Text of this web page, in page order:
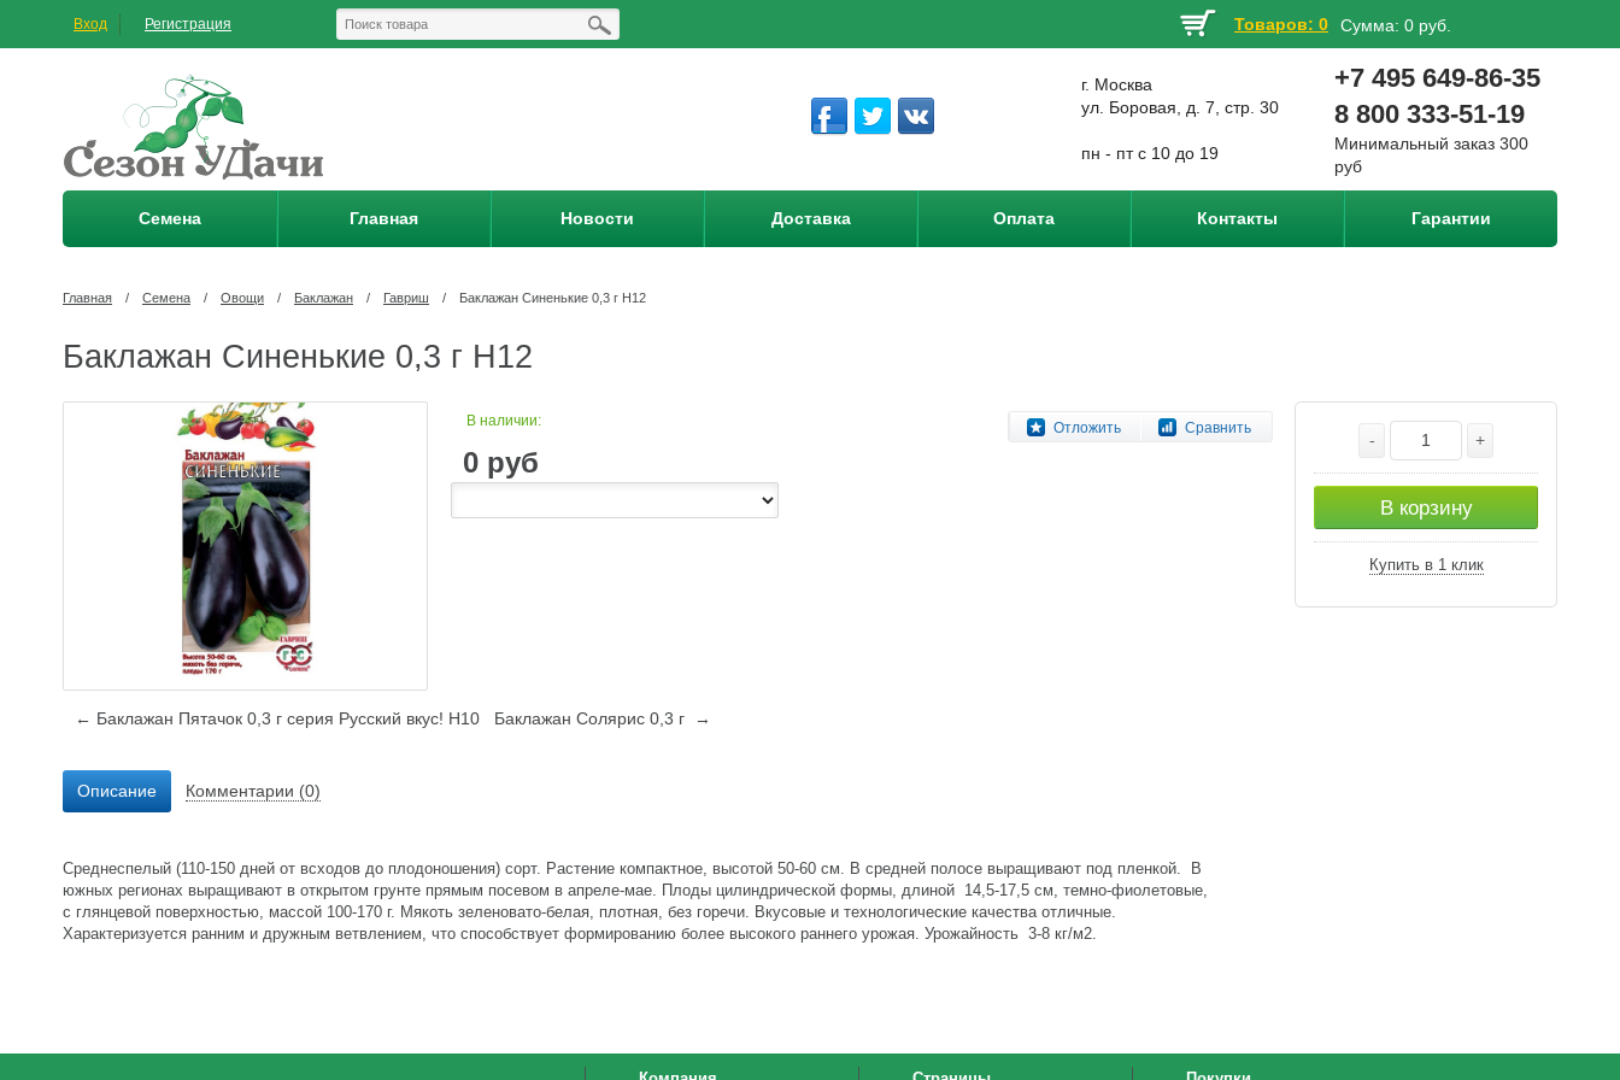
Вход Регистрация Товаров: 0 Сумма: 0 руб.
г. Москва
ул. Боровая, д. 7, стр. 30
пн - пт с 10 до 19
+7 495 649-86-35
8 800 333-51-19
Минимальный заказ 300
руб
Семена Главная Новости Доставка Оплата Контакты Гарантии
Главная / Семена / Овощи / Баклажан / Гавриш / Баклажан Синенькие 0,3 г Н12
Баклажан Синенькие 0,3 г Н12
Отложить Сравнить
В наличии:
0 руб
- +
В корзину
Купить в 1 клик
← Баклажан Пятачок 0,3 г серия Русский вкус! Н10 Баклажан Солярис 0,3 г →
Описание Комментарии (0)
Среднеспелый (110-150 дней от всходов до плодоношения) сорт. Растение компактное, высотой 50-60 см. В средней полосе выращивают под пленкой. В
южных регионах выращивают в открытом грунте прямым посевом в апреле-мае. Плоды цилиндрической формы, длиной 14,5-17,5 см, темно-фиолетовые,
с глянцевой поверхностью, массой 100-170 г. Мякоть зеленовато-белая, плотная, без горечи. Вкусовые и технологические качества отличные.
Характеризуется ранним и дружным ветвлением, что способствует формированию более высокого раннего урожая. Урожайность 3-8 кг/м2.